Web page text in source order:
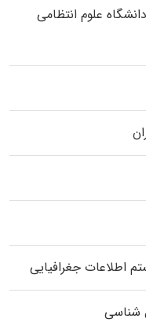
ﻋﻠﻮم انتظامی
اطلاعات جغرافیایی
شناسی